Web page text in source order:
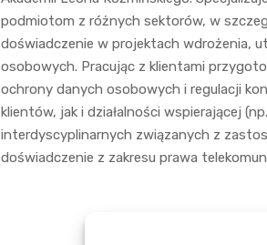
podmiotom z różnych sektorów, w
doświadczenie w projektach wdrożenia,
osobowych. Pracując z klientami
ochrony danych osobowych i regulacji
klientów, jak i działalności wspierającej
interdyscyplinarnych związanych z
doświadczenie z zakresu prawa